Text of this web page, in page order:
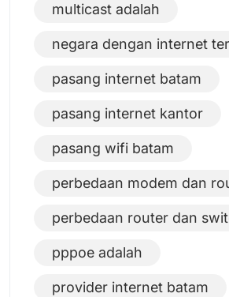
multicast adalah
negara dengan internet
pasang internet batam
pasang internet kantor
pasang wifi batam
perbedaan modem dan
perbedaan router dan
pppoe adalah
provider internet batam